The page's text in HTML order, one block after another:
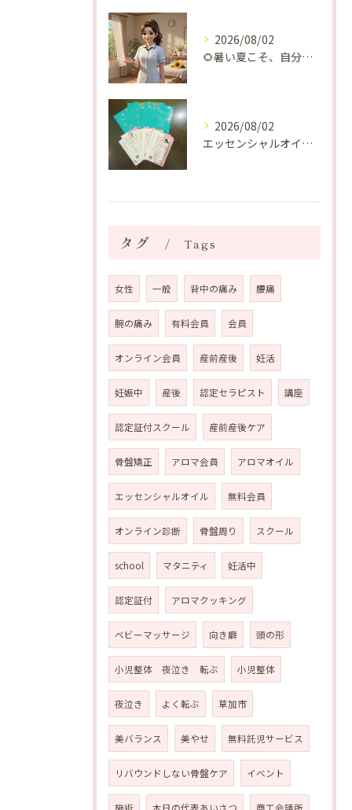
2026/08/02
🌻暑い夏こそ、自分の身体を整える時間を♡
2026/08/02
エッセンシャルオイルプレゼントご当選番号発表 2026年8月
タグ Tags
女性 一般 背中の痛み 腰痛
腕の痛み 有料会員 会員
オンライン会員 産前産後 妊活
妊娠中 産後 認定セラピスト 講座
認定証付スクール 産前産後ケア
骨盤矯正 アロマ会員 アロマオイル
エッセンシャルオイル 無料会員
オンライン診断 骨盤周り スクール
school マタニティ 妊活中
認定証付 アロマクッキング
ベビーマッサージ 向き癖 頭の形
小児整体 夜泣き 転ぶ 小児整体
夜泣き よく転ぶ 草加市
美バランス 美やせ 無料託児サービス
リバウンドしない骨盤ケア イベント